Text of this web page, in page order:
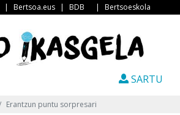
| Bertsoa.eus | BDB | Bertsoeskola
SARTU
Erantzun puntu sorpresari